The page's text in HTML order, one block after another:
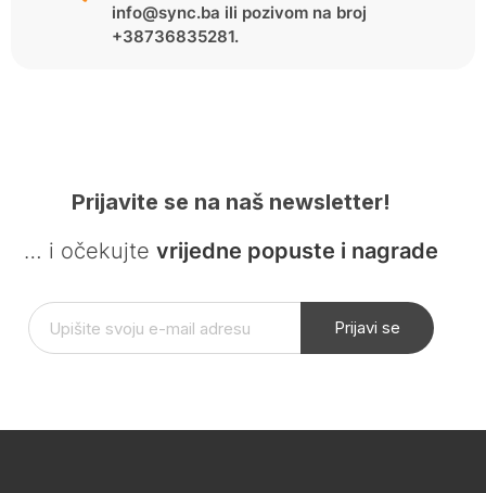
info@sync.ba ili pozivom na broj
+38736835281.
Prijavite se na naš newsletter!
… i očekujte vrijedne popuste i nagrade
Prijavi se